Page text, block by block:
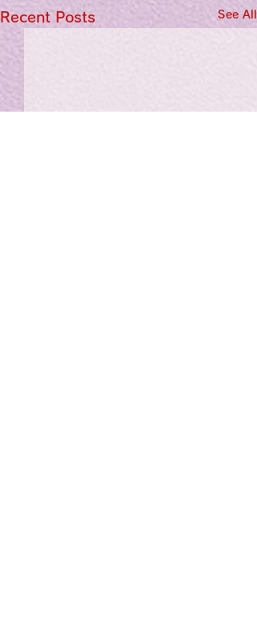
Recent Posts See All